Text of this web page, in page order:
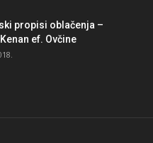
propisi oblačenja –
ef. Ovčine